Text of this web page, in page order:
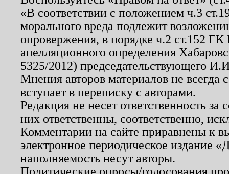
«В соответствии с положением ч.3
морального вреда подлежит
опровержения, в порядке ч.2 ст.152
апелляционного определения
5325/2012) председательствующего
Мнения авторов материалов не
вступает в переписку с авторами.
Редакция не несет ответственность
них ответственны, соответственно,
Комментарии на сайте приравнены к
электронное периодическое издание
наполняемость несут авторы.
Политические опросы/голосования